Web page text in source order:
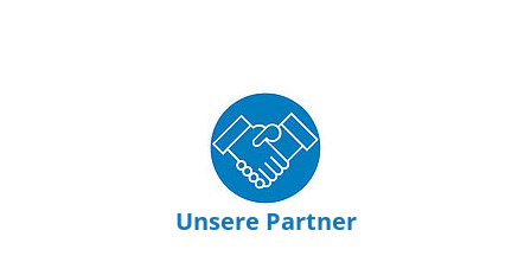
Unsere Partner